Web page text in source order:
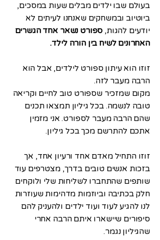
בעולם שבו ילדים מבלים שעות במסכים,
ביוטיוב ובמשחקים שאנחנו לעיתים לא
יודעים להגות, ספורט נשאר אחד הגשרים
האחרונים לשיח בין הורה לילד.
זוזו הוא עיתון ספורט לילדים, אבל הוא
הרבה מעבר לזה.
מקום שמזכיר שספורט טוב לחיים וקריאה
טובה לנשמה. בכל גיליון תמצאו תכנים
שהם הרבה מעבר לספורט. אני מזמין
אתכם להתרשם מכך בכל גיליון.
זוזו התחיל מאדם אחד ורעיון אחד, אך
בזכות אנשים טובים בדרך, מצטרפים עוד
שותפים שהתחברו לשליחות שלי ולוקחים
חלק בכתיבה וביוזמות מדהימות שעוזרות
לנו להגיע לעוד ועוד ילדים ולהעניק להם
סיפורים שיישארו איתם הרבה אחרי
שהגיליון נגמר.